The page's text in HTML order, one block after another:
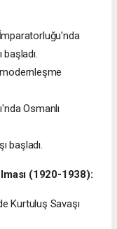
İmparatorluğu'nda
başladı.
Osmanlı
başladı.
(1920-1938):
Kurtuluş Savaşı